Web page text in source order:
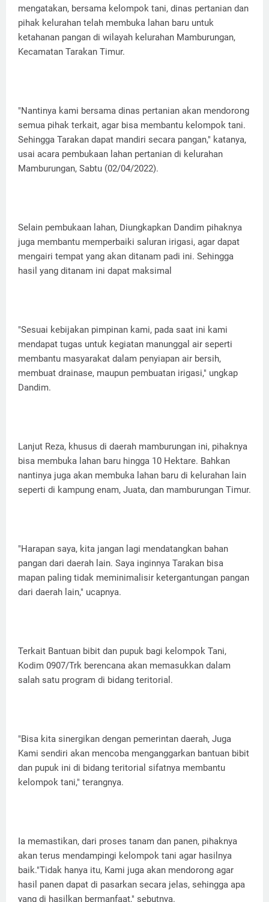
mengatakan, bersama kelompok tani, dinas pertanian dan
pihak kelurahan telah membuka lahan baru untuk
ketahanan pangan di wilayah kelurahan Mamburungan,
Kecamatan Tarakan Timur.
"Nantinya kami bersama dinas pertanian akan mendorong
semua pihak terkait, agar bisa membantu kelompok tani.
Sehingga Tarakan dapat mandiri secara pangan," katanya,
usai acara pembukaan lahan pertanian di kelurahan
Mamburungan, Sabtu (02/04/2022).
Selain pembukaan lahan, Diungkapkan Dandim pihaknya
juga membantu memperbaiki saluran irigasi, agar dapat
mengairi tempat yang akan ditanam padi ini. Sehingga
hasil yang ditanam ini dapat maksimal
"Sesuai kebijakan pimpinan kami, pada saat ini kami
mendapat tugas untuk kegiatan manunggal air seperti
membantu masyarakat dalam penyiapan air bersih,
membuat drainase, maupun pembuatan irigasi," ungkap
Dandim.
Lanjut Reza, khusus di daerah mamburungan ini, pihaknya
bisa membuka lahan baru hingga 10 Hektare. Bahkan
nantinya juga akan membuka lahan baru di kelurahan lain
seperti di kampung enam, Juata, dan mamburungan Timur.
"Harapan saya, kita jangan lagi mendatangkan bahan
pangan dari daerah lain. Saya inginnya Tarakan bisa
mapan paling tidak meminimalisir ketergantungan pangan
dari daerah lain," ucapnya.
Terkait Bantuan bibit dan pupuk bagi kelompok Tani,
Kodim 0907/Trk berencana akan memasukkan dalam
salah satu program di bidang teritorial.
"Bisa kita sinergikan dengan pemerintan daerah, Juga
Kami sendiri akan mencoba menganggarkan bantuan bibit
dan pupuk ini di bidang teritorial sifatnya membantu
kelompok tani," terangnya.
Ia memastikan, dari proses tanam dan panen, pihaknya
akan terus mendampingi kelompok tani agar hasilnya
baik."Tidak hanya itu, Kami juga akan mendorong agar
hasil panen dapat di pasarkan secara jelas, sehingga apa
yang di hasilkan bermanfaat," sebutnya.